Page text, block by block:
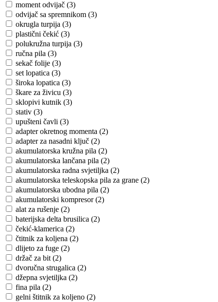
moment odvijač (3)
odvijač sa spremnikom (3)
okrugla turpija (3)
plastični čekić (3)
polukružna turpija (3)
ručna pila (3)
sekač folije (3)
set lopatica (3)
široka lopatica (3)
škare za živicu (3)
sklopivi kutnik (3)
stativ (3)
upušteni čavli (3)
adapter okretnog momenta (2)
adapter za nasadni ključ (2)
akumulatorska kružna pila (2)
akumulatorska lančana pila (2)
akumulatorska radna svjetiljka (2)
akumulatorska teleskopska pila za grane (2)
akumulatorska ubodna pila (2)
akumulatorski kompresor (2)
alat za rušenje (2)
baterijska delta brusilica (2)
čekić-klamerica (2)
čtitnik za koljena (2)
dlijeto za fuge (2)
držač za bit (2)
dvoručna strugalica (2)
džepna svjetiljka (2)
fina pila (2)
gelni štitnik za koljeno (2)